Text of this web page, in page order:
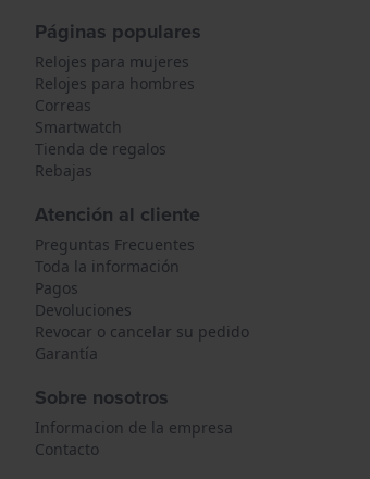
Páginas populares
Relojes para mujeres
Relojes para hombres
Correas
Smartwatch
Tienda de regalos
Rebajas
Atención al cliente
Preguntas Frecuentes
Toda la información
Pagos
Devoluciones
Revocar o cancelar su pedido
Garantía
Sobre nosotros
Informacion de la empresa
Contacto